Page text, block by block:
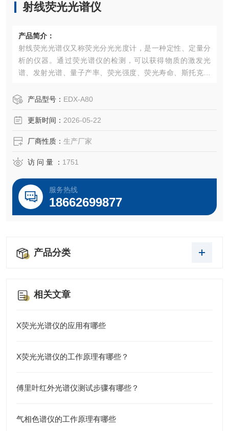
射线荧光光谱仪
产品简介：
射线荧光光谱仪又称荧光分光光度计，是一种定性、定量分
析的仪器。通过荧光谱仪的检测，可以获得物质的激发光
谱、发射光谱、量子产率、荧光强度、荧光寿命、斯托克斯
息。产品型号： EDX-A80
更新时间： 2026-05-22
厂商性质： 生产厂家
访 问 量 ： 1751
服务热线
18662699877
产品分类
相关文章
X荧光光谱仪的应用有哪些
X荧光光谱仪的工作原理有哪些？
傅里叶红外光谱仪测试步骤有哪些？
气相色谱仪的工作原理有哪些